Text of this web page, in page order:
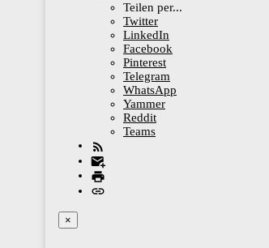
Teilen per...
Twitter
LinkedIn
Facebook
Pinterest
Telegram
WhatsApp
Yammer
Reddit
Teams
×